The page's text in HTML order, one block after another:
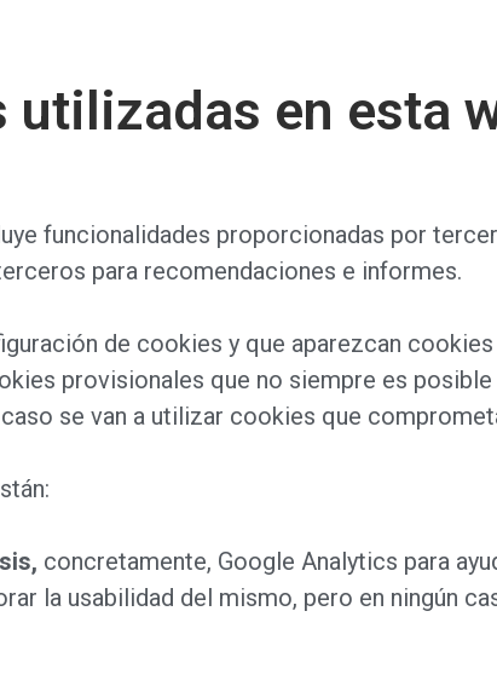
en esta
funcionalidades proporcionadas por
para recomendaciones e informes.
de cookies y que aparezcan
provisionales que no siempre es
se van a utilizar cookies que
concretamente, Google Analytics para
la usabilidad del mismo, pero en ningún